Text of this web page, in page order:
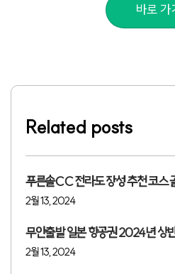
바로 가
Related posts
푸른솔CC 전라도 장성 추천 코스
2월 13, 2024
무안출발 일본 항공권 2024년 상
2월 13, 2024